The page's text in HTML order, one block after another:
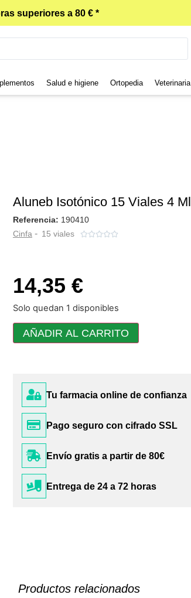
superiores a 80 € *
Salud e higiene Ortopedia Veterinaria
Aluneb Isotónico 15 Viales 4 Ml
Referencia: 190410
Cinfa - 15 viales 
14,35 €
Solo quedan 1 disponibles
AÑADIR AL CARRITO
Tu farmacia online de confianza
Pago seguro con cifrado SSL
Envío gratis a partir de 80€
Entrega de 24 a 72 horas
Productos relacionados